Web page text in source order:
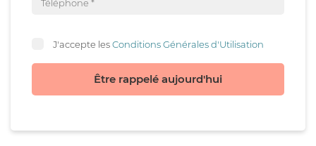
J'accepte lesConditions Générales d'Utilisation
Être rappelé aujourd'hui